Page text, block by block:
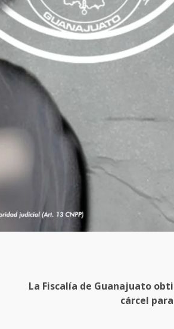
La Fiscalía de Guanajuato
cárcel